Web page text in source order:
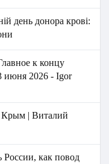
день донора крові:
к концу
июня 2026 - Igor
Крым | Виталий
как повод